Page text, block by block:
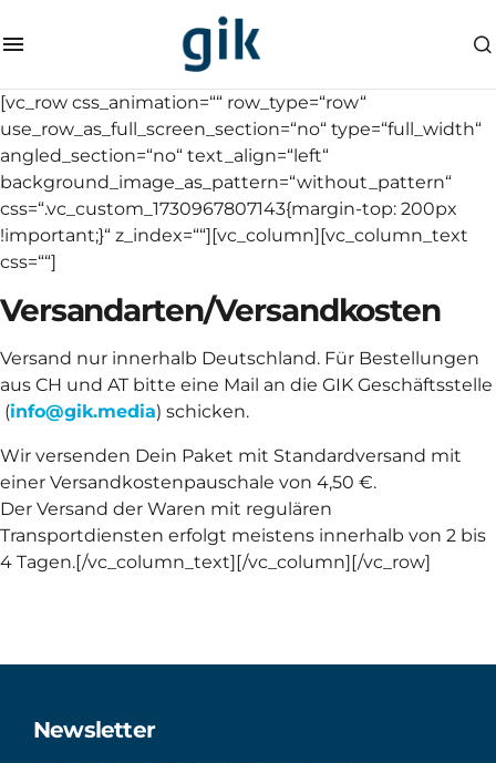
[vc_row css_animation=““ row_type=“row“
use_row_as_full_screen_section=“no“ type=“full_width“
angled_section=“no“ text_align=“left“
background_image_as_pattern=“without_pattern“
css=“.vc_custom_1730967807143{margin-top: 200px
!important;}“ z_index=““][vc_column][vc_column_text
css=““]
Versandarten/Versandkosten
Versand nur innerhalb Deutschland. Für Bestellungen
aus CH und AT bitte eine Mail an die GIK Geschäftsstelle
(info@gik.media) schicken.
Wir versenden Dein Paket mit Standardversand mit
einer Versandkostenpauschale von 4,50 €.
Der Versand der Waren mit regulären
Transportdiensten erfolgt meistens innerhalb von 2 bis
4 Tagen.[/vc_column_text][/vc_column][/vc_row]
Newsletter